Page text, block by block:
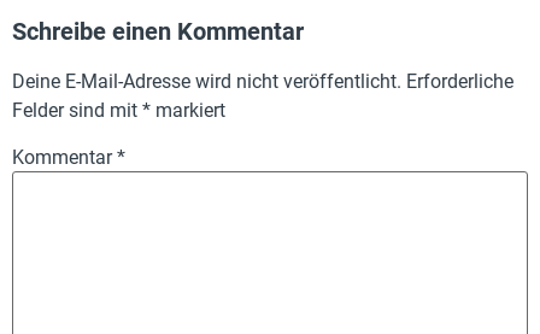
Schreibe einen Kommentar
Deine E-Mail-Adresse wird nicht veröffentlicht. Erforderliche
Felder sind mit * markiert
Kommentar*